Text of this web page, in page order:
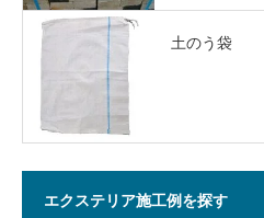
土のう袋
エクステリア施工例を探す